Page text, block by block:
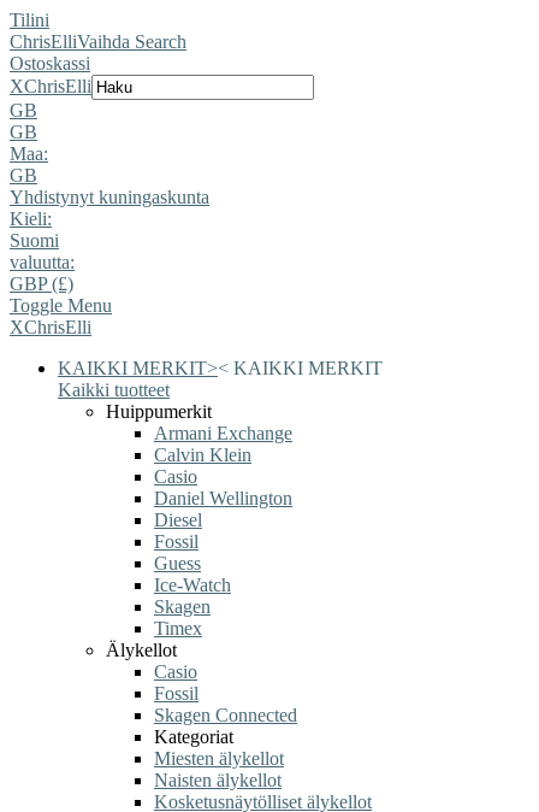
Tilini
ChrisElliVaihda Search
Ostoskassi
XChrisElli
GB
GB
Maa:
GB
Yhdistynyt kuningaskunta
Kieli:
Suomi
valuutta:
GBP (£)
Toggle Menu
XChrisElli
KAIKKI MERKIT>< KAIKKI MERKIT
Kaikki tuotteet
Huippumerkit
Armani Exchange
Calvin Klein
Casio
Daniel Wellington
Diesel
Fossil
Guess
Ice-Watch
Skagen
Timex
Älykellot
Casio
Fossil
Skagen Connected
Kategoriat
Miesten älykellot
Naisten älykellot
Kosketusnäytölliset älykellot